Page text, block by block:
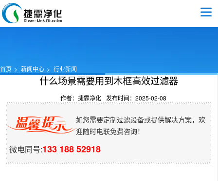
首页 新闻中心 行业新闻
什么场景需要用到木框高效过滤器
作者：捷霖净化 发布时间：2025-02-08
如您需要定制过滤设备或提供解决方案，欢
迎随时电联免费咨询！
微电同号:133 188 52918